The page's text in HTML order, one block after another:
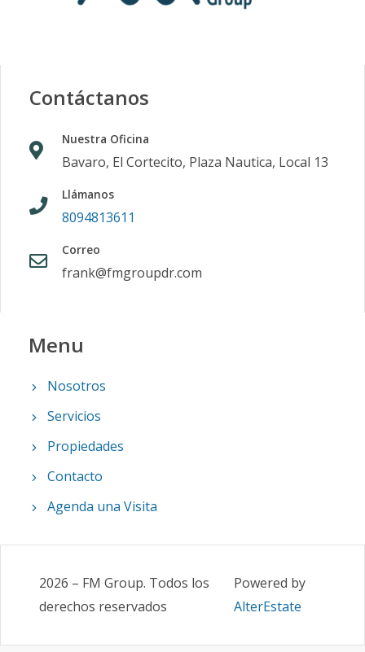
Contáctanos
Nuestra Oficina
Bavaro, El Cortecito, Plaza Nautica, Local 13
Llámanos
8094813611
Correo
frank@fmgroupdr.com
Menu
Nosotros
Servicios
Propiedades
Contacto
Agenda una Visita
2026 – FM Group. Todos los
derechos reservados
Powered by
AlterEstate